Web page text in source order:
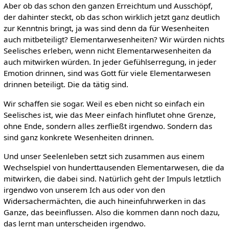
Aber ob das schon den ganzen Erreichtum und Ausschöpf,
der dahinter steckt, ob das schon wirklich jetzt ganz deutlich
zur Kenntnis bringt, ja was sind denn da für Wesenheiten
auch mitbeteiligt? Elementarwesenheiten? Wir würden nichts
Seelisches erleben, wenn nicht Elementarwesenheiten da
auch mitwirken würden. In jeder Gefühlserregung, in jeder
Emotion drinnen, sind was Gott für viele Elementarwesen
drinnen beteiligt. Die da tätig sind.
Wir schaffen sie sogar. Weil es eben nicht so einfach ein
Seelisches ist, wie das Meer einfach hinflutet ohne Grenze,
ohne Ende, sondern alles zerfließt irgendwo. Sondern das
sind ganz konkrete Wesenheiten drinnen.
Und unser Seelenleben setzt sich zusammen aus einem
Wechselspiel von hunderttausenden Elementarwesen, die da
mitwirken, die dabei sind. Natürlich geht der Impuls letztlich
irgendwo von unserem Ich aus oder von den
Widersachermächten, die auch hineinfuhrwerken in das
Ganze, das beeinflussen. Also die kommen dann noch dazu,
das lernt man unterscheiden irgendwo.